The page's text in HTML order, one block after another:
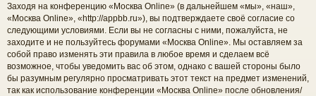
ел
и
Заходя на конференцию «Москва Online» (в дальнейшем «мы», «наш»,
«Москва Online», «http://appbb.ru»), вы подтверждаете своё согласие со
следующими условиями. Если вы не согласны с ними, пожалуйста, не
заходите и не пользуйтесь форумами «Москва Online». Мы оставляем за
собой право изменять эти правила в любое время и сделаем всё
возможное, чтобы уведомить вас об этом, однако с вашей стороны было
бы разумным регулярно просматривать этот текст на предмет изменений,
так как использование конференции «Москва Online» после обновления/